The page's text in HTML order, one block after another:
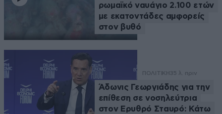
ρωμαϊκό ναυάγιο 2.100 ετών
με εκατοντάδες αμφορείς
στον βυθό
ΠΟΛΙΤΙΚΗ35 λ. πριν
Άδωνις Γεωργιάδης για την
επίθεση σε νοσηλεύτρια
στον Ερυθρό Σταυρό: Κάτω